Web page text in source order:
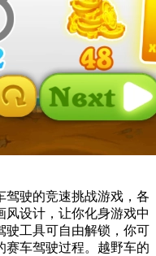
驾驶的竞速挑战游戏，各
风设计，让你化身游戏中
驶工具可自由解锁，你可
赛车驾驶过程。越野车的